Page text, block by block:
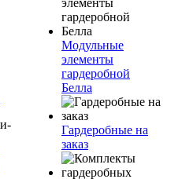
Модульные
элементы
гардеробной
Белла
Гардеробные на
заказ